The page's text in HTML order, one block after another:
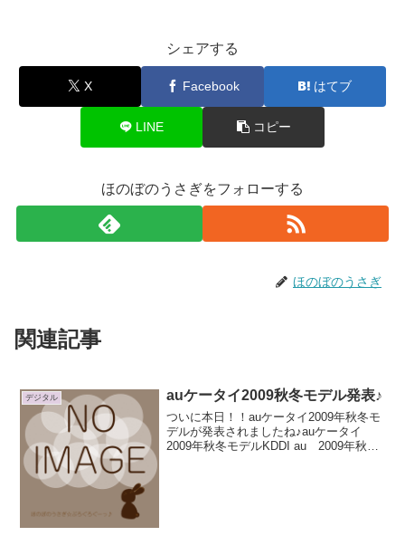
シェアする
X Facebook はてブ
LINE コピー
ほのぼのうさぎをフォローする
ほのぼのうさぎ
関連記事
デジタル auケータイ2009秋冬モデル発表♪
ついに本日！！auケータイ2009年秋冬モ
デルが発表されましたね♪auケータイ
2009年秋冬モデルKDDI au 2009年秋冬